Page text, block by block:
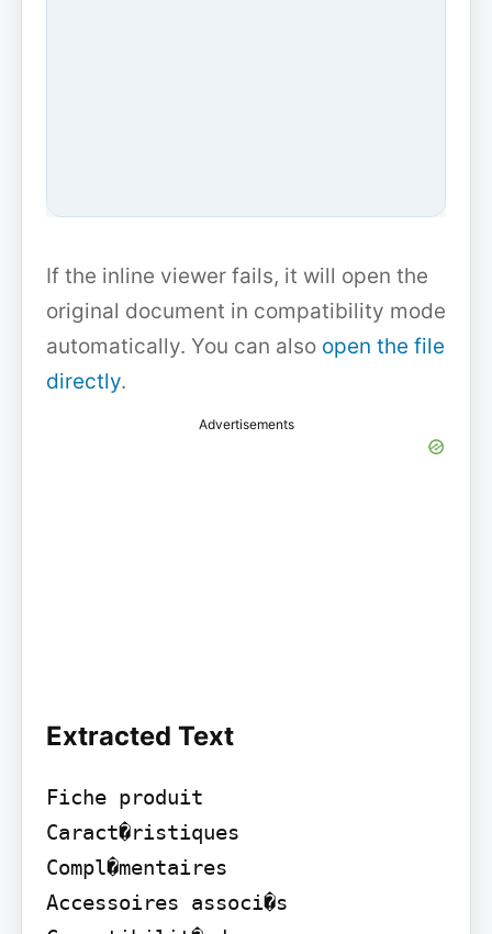
If the inline viewer fails, it will open the
original document in compatibility mode
automatically. You can also open the file
directly.
Advertisements
Extracted Text
Fiche produit
Caract�ristiques
Compl�mentaires
Accessoires associ�s